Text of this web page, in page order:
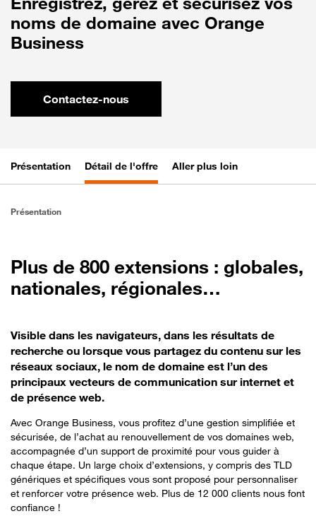
noms de domaine avec Orange
Business
Contactez-nous
Présentation Détail de l'offre Aller plus loin
Présentation
Plus de 800 extensions : globales,
nationales, régionales…
Visible dans les navigateurs, dans les résultats de
recherche ou lorsque vous partagez du contenu sur les
réseaux sociaux, le nom de domaine est l’un des
principaux vecteurs de communication sur internet et
de présence web.
Avec Orange Business, vous profitez d’une gestion simplifiée et
sécurisée, de l’achat au renouvellement de vos domaines web,
accompagnée d’un support de proximité pour vous guider à
chaque étape. Un large choix d’extensions, y compris des TLD
génériques et spécifiques vous sont proposé pour personnaliser
et renforcer votre présence web. Plus de 12 000 clients nous font
confiance !